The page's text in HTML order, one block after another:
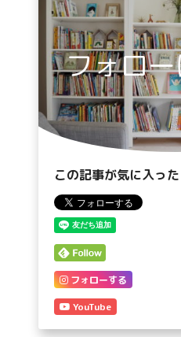
フォロ
この記事が気に入っ
フォローする
YouTube